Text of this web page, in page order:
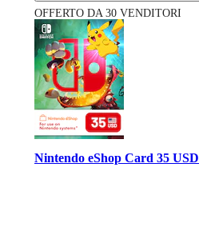
OFFERTO DA 30 VENDITORI
Nintendo eShop Card 35 USD